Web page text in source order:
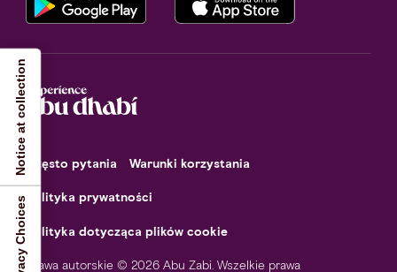
Często pytania Warunki korzystania
Polityka prywatności
Polityka dotycząca plików cookie
Prawa autorskie © 2026 Abu Zabi. Wszelkie prawa
Notice at collection